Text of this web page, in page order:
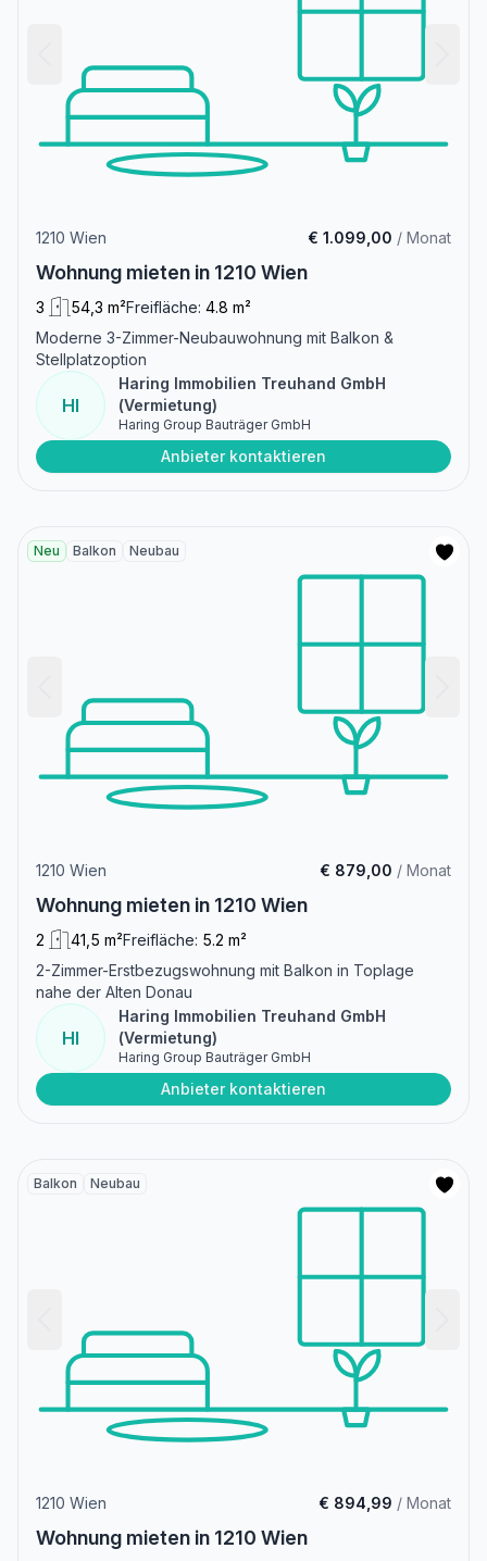
1210 Wien € 1.099,00 / Monat
Wohnung mieten in 1210 Wien
3 54,3 m²Freifläche: 4.8 m²
Moderne 3-Zimmer-Neubauwohnung mit Balkon &
Stellplatzoption
HI
Haring Immobilien Treuhand GmbH
(Vermietung)
Haring Group Bauträger GmbH
Anbieter kontaktieren
Neu Balkon Neubau
1210 Wien € 879,00 / Monat
Wohnung mieten in 1210 Wien
2 41,5 m²Freifläche: 5.2 m²
2-Zimmer-Erstbezugswohnung mit Balkon in Toplage
nahe der Alten Donau
HI
Haring Immobilien Treuhand GmbH
(Vermietung)
Haring Group Bauträger GmbH
Anbieter kontaktieren
Balkon Neubau
1210 Wien € 894,99 / Monat
Wohnung mieten in 1210 Wien